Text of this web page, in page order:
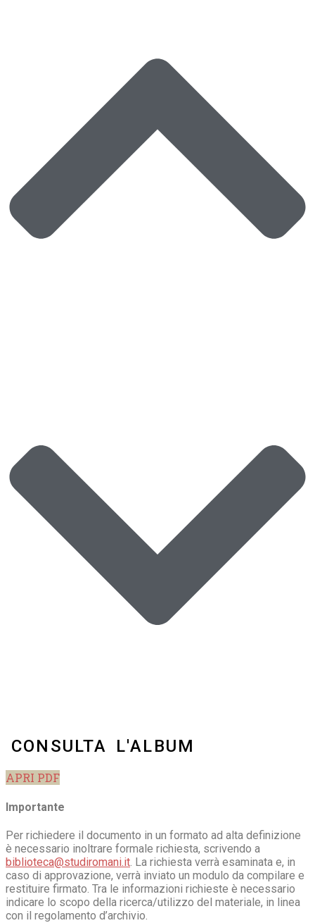
CONSULTA L'ALBUM
APRI PDF
Importante
Per richiedere il documento in un formato ad alta definizione
è necessario inoltrare formale richiesta, scrivendo a
biblioteca@studiromani.it. La richiesta verrà esaminata e, in
caso di approvazione, verrà inviato un modulo da compilare e
restituire firmato. Tra le informazioni richieste è necessario
indicare lo scopo della ricerca/utilizzo del materiale, in linea
con il regolamento d’archivio.